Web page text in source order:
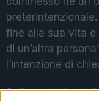
fine alla sua vita
di un’altra
l’intenzione di
Sulla malattia,